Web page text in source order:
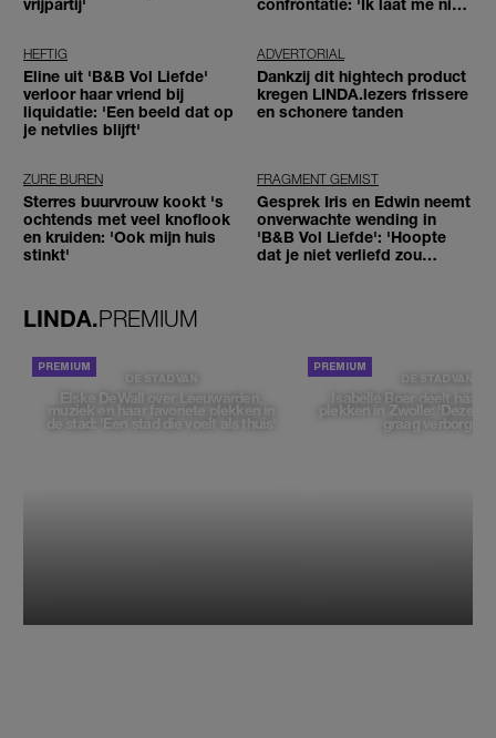
HEFTIG
Eline uit 'B&B Vol Liefde'
verloor haar vriend bij
liquidatie: 'Een beeld dat op
je netvlies blijft'
ADVERTORIAL
Dankzij dit hightech product
kregen LINDA.lezers frissere
en schonere tanden
ZURE BUREN
Sterres buurvrouw kookt 's
ochtends met veel knoflook
en kruiden: 'Ook mijn huis
stinkt'
FRAGMENT GEMIST
Gesprek Iris en Edwin neemt
onverwachte wending in
'B&B Vol Liefde': 'Hoopte
dat je niet verliefd zou
LINDA.PREMIUM
DE STAD VAN
Elske DeWall over Leeuwarden,
muziek en haar favoriete plekken in
de stad: 'Een stad die voelt als thuis'
DE STAD VAN
Isabelle Boer deelt haar
plekken in Zwolle: 'Deze
graag verborgen'